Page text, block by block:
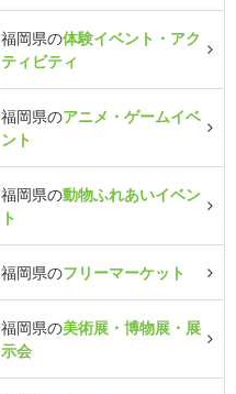
福岡県の体験イベント・アク
ティビティ
福岡県のアニメ・ゲームイベ
ント
福岡県の動物ふれあいイベン
ト
福岡県のフリーマーケット
福岡県の美術展・博物展・展
示会